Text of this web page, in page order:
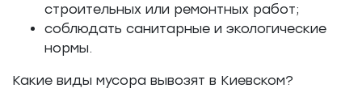
строительных или ремонтных работ;
соблюдать санитарные и экологические
нормы.
Какие виды мусора вывозят в Киевском?